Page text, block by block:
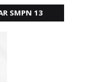
SMPN 13